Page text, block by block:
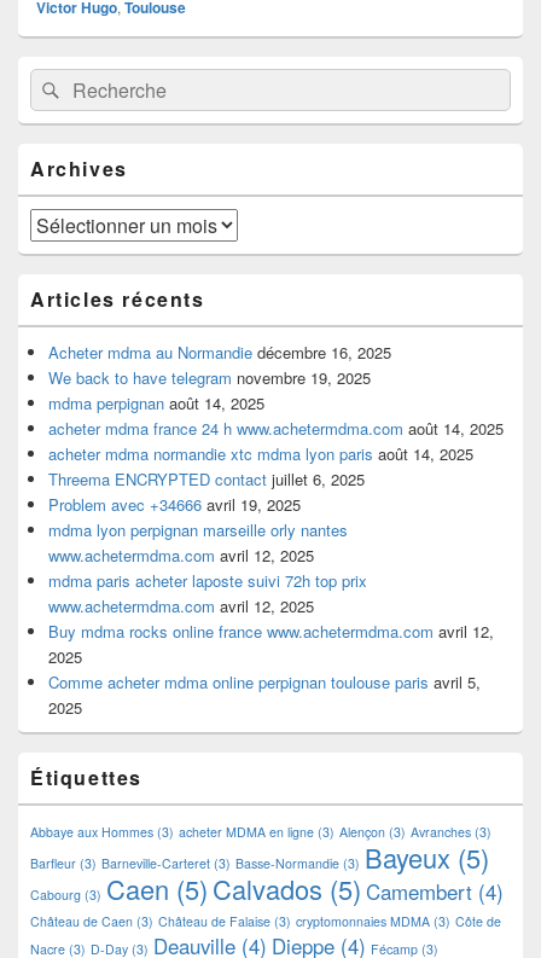
Victor Hugo, Toulouse
Zone
principale
de
widget
barre
latérale
Recherche :Rechercher
Archives
Archives
Articles récents
Acheter mdma au Normandie décembre 16, 2025
We back to have telegram novembre 19, 2025
mdma perpignan août 14, 2025
acheter mdma france 24 h www.achetermdma.com août 14, 2025
acheter mdma normandie xtc mdma lyon paris août 14, 2025
Threema ENCRYPTED contact juillet 6, 2025
Problem avec +34666 avril 19, 2025
mdma lyon perpignan marseille orly nantes
www.achetermdma.com avril 12, 2025
mdma paris acheter laposte suivi 72h top prix
www.achetermdma.com avril 12, 2025
Buy mdma rocks online france www.achetermdma.com avril 12,
2025
Comme acheter mdma online perpignan toulouse paris avril 5,
2025
Étiquettes
Abbaye aux Hommes (3) acheter MDMA en ligne (3) Alençon (3) Avranches (3)
Barfleur (3) Barneville-Carteret (3) Basse-Normandie (3) Bayeux (5)
Cabourg (3) Caen (5)Calvados (5) Camembert (4)
Château de Caen (3) Château de Falaise (3) cryptomonnaies MDMA (3) Côte de
Nacre (3) D-Day (3) Deauville (4) Dieppe (4) Fécamp (3)